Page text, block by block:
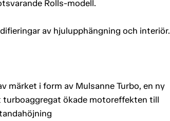
Rolls-modell.
av hjulupphängning och interiör.
märket i form av Mulsanne Turbo, en ny
ökade motoreffekten till